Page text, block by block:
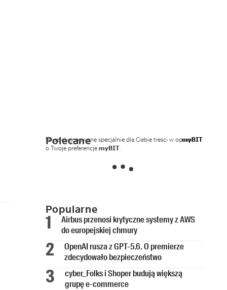
Polecane myBIT
Wyselekcjonowane specjalnie dla Ciebie treści w oparciu
o Twoje preferencjemyBIT.
Popularne
Airbus przenosi krytyczne systemy z AWS
do europejskiej chmury
OpenAI rusza z GPT-5.6. O premierze
zdecydowało bezpieczeństwo
cyber_Folks i Shoper budują większą
grupę e-commerce